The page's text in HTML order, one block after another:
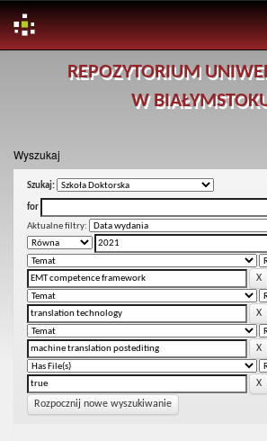
REPOZYTORIUM
W
Wyszukaj
Szukaj:
for
Aktualne filtry:
Rozpocznij nowe wyszukiwanie